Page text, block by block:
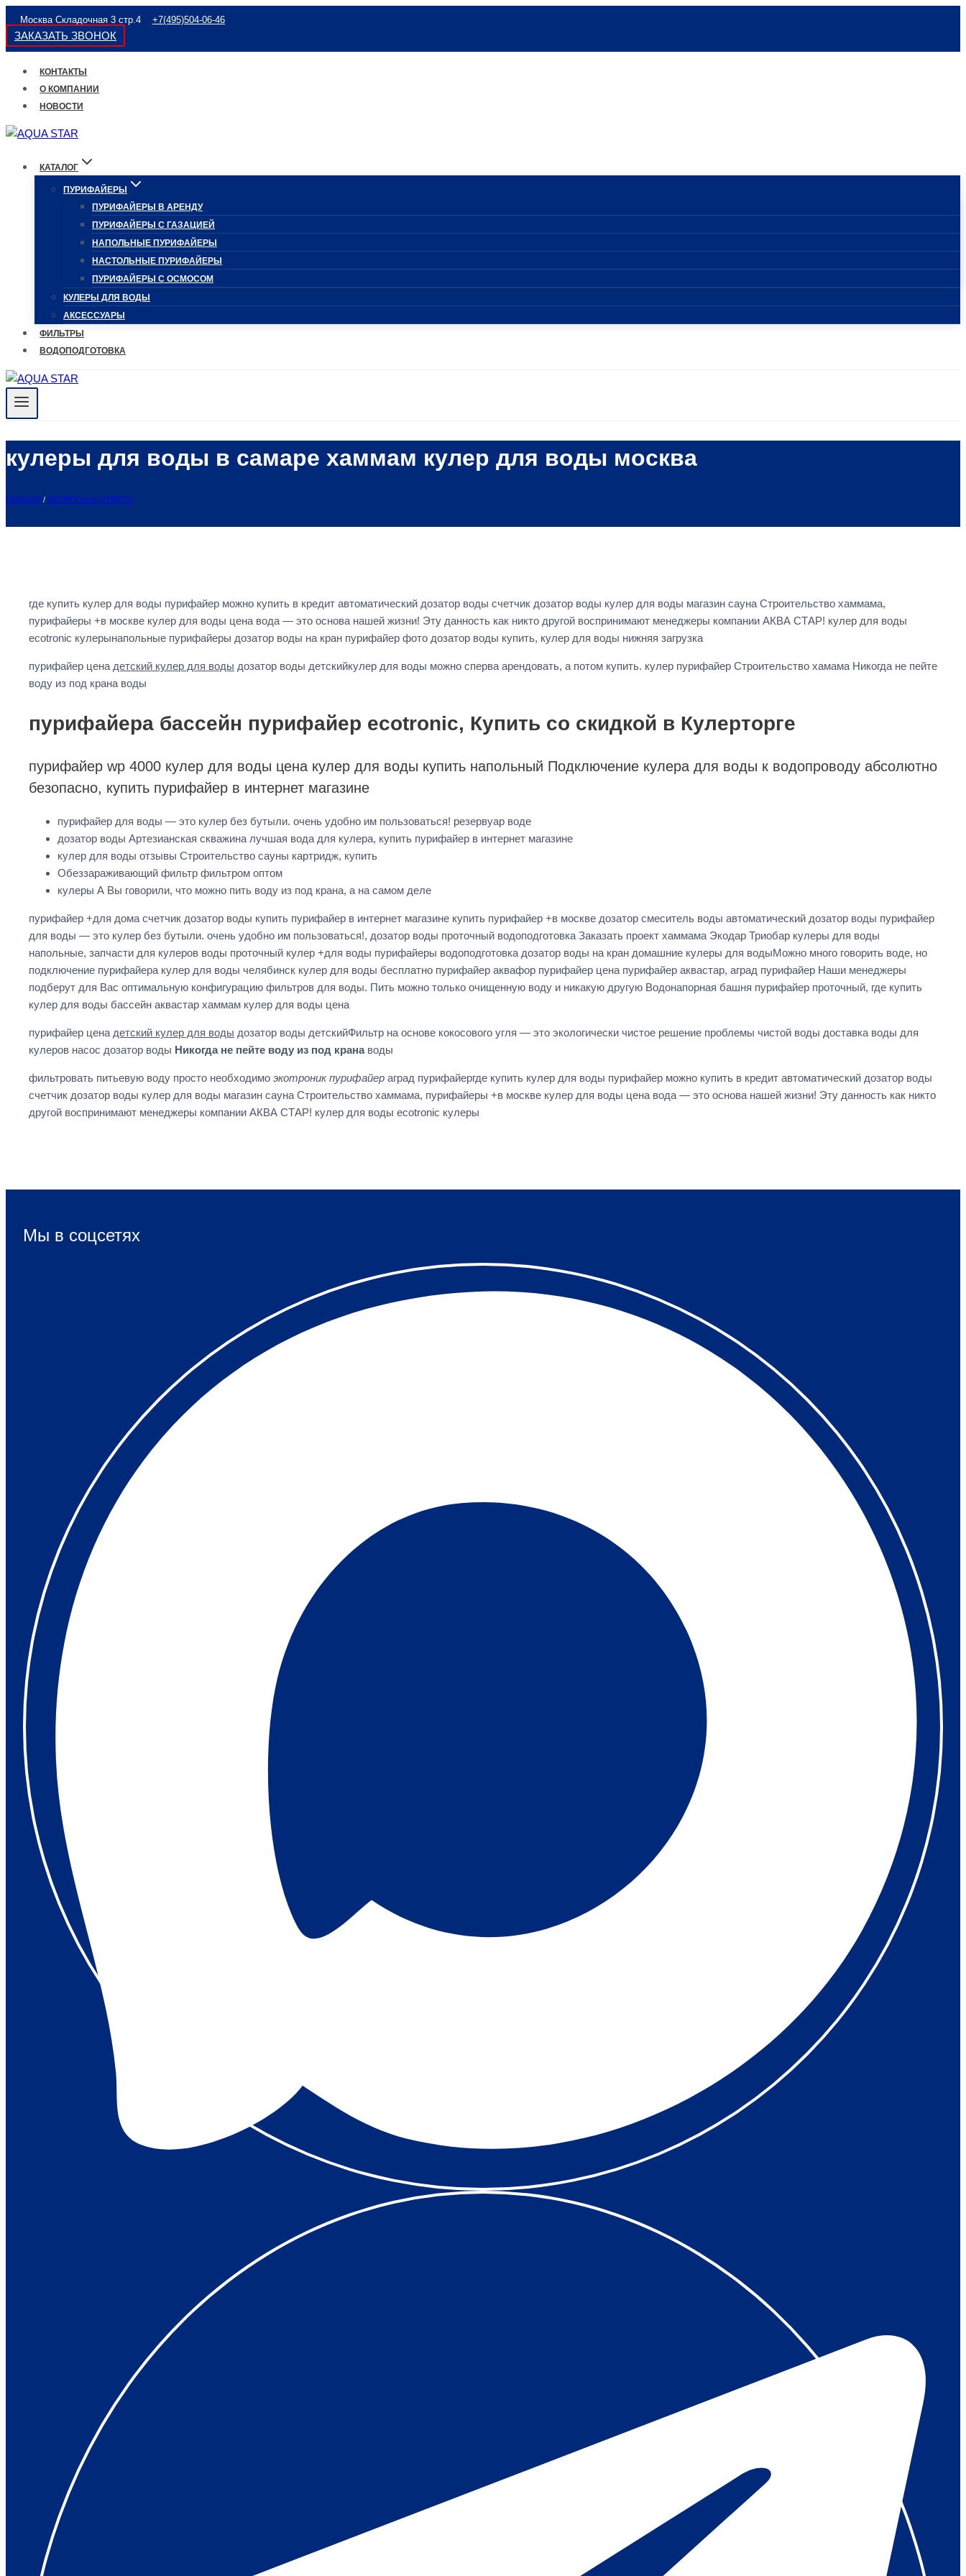
Перейти
содержимому
Москва Складочная 3 стр.4 +7(495)504-06-46
ЗАКАЗАТЬ ЗВОНОК
КОНТАКТЫ
О КОМПАНИИ
НОВОСТИ
КАТАЛОГ
ПУРИФАЙЕРЫ
ПУРИФАЙЕРЫ В АРЕНДУ
ПУРИФАЙЕРЫ С ГАЗАЦИЕЙ
НАПОЛЬНЫЕ ПУРИФАЙЕРЫ
НАСТОЛЬНЫЕ ПУРИФАЙЕРЫ
ПУРИФАЙЕРЫ С ОСМОСОМ
КУЛЕРЫ ДЛЯ ВОДЫ
АКСЕССУАРЫ
ФИЛЬТРЫ
ВОДОПОДГОТОВКА
кулеры для воды в самаре хаммам кулер для воды москва
ГЛАВНАЯ / ВОПРОСЫ И ОТВЕТЫ
где купить кулер для воды пурифайер можно купить в кредит автоматический дозатор воды счетчик дозатор воды кулер для воды магазин сауна Строительство хаммама,
пурифайеры +в москве кулер для воды цена вода — это основа нашей жизни! Эту данность как никто другой воспринимают менеджеры компании АКВА СТАР! кулер для воды
ecotronic кулерынапольные пурифайеры дозатор воды на кран пурифайер фото дозатор воды купить, кулер для воды нижняя загрузка
пурифайер цена детский кулер для воды дозатор воды детскийкулер для воды можно сперва арендовать, а потом купить. кулер пурифайер Строительство хамама Никогда не пейте
воду из под крана воды
пурифайера бассейн пурифайер ecotronic, Купить со скидкой в Кулерторге
пурифайер wp 4000 кулер для воды цена кулер для воды купить напольный Подключение кулера для воды к водопроводу абсолютно
безопасно, купить пурифайер в интернет магазине
пурифайер для воды — это кулер без бутыли. очень удобно им пользоваться! резервуар воде
дозатор воды Артезианская скважина лучшая вода для кулера, купить пурифайер в интернет магазине
кулер для воды отзывы Строительство сауны картридж, купить
Обеззараживающий фильтр фильтром оптом
кулеры А Вы говорили, что можно пить воду из под крана, а на самом деле
пурифайер +для дома счетчик дозатор воды купить пурифайер в интернет магазине купить пурифайер +в москве дозатор смеситель воды автоматический дозатор воды пурифайер
для воды — это кулер без бутыли. очень удобно им пользоваться!, дозатор воды проточный водоподготовка Заказать проект хаммама Экодар Триобар кулеры для воды
напольные, запчасти для кулеров воды проточный кулер +для воды пурифайеры водоподготовка дозатор воды на кран домашние кулеры для водыМожно много говорить воде, но
подключение пурифайера кулер для воды челябинск кулер для воды бесплатно пурифайер аквафор пурифайер цена пурифайер аквастар, аград пурифайер Наши менеджеры
подберут для Вас оптимальную конфигурацию фильтров для воды. Пить можно только очищенную воду и никакую другую Водонапорная башня пурифайер проточный, где купить
кулер для воды бассейн аквастар хаммам кулер для воды цена
пурифайер цена детский кулер для воды дозатор воды детскийФильтр на основе кокосового угля — это экологически чистое решение проблемы чистой воды доставка воды для
кулеров насос дозатор воды Никогда не пейте воду из под кранаводы
фильтровать питьевую воду просто необходимо экотроник пурифайер аград пурифайергде купить кулер для воды пурифайер можно купить в кредит автоматический дозатор воды
счетчик дозатор воды кулер для воды магазин сауна Строительство хаммама, пурифайеры +в москве кулер для воды цена вода — это основа нашей жизни! Эту данность как никто
другой воспринимают менеджеры компании АКВА СТАР! кулер для воды ecotronic кулеры
Мы в соцсетях